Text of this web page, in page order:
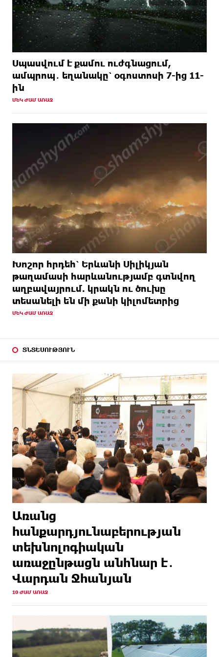
Սպասվում է քամու ուժգնացում,
ամպրոպ․ եղանակը՝ օգոստոսի 7-ից 11-
ին
ՄԵԿ ԺԱՄ ԱՌԱՋ
Խոշոր հրդեհ՝ Երևանի Սիլիկյան
թաղամասի հարևանությամբ գտնվող
աղբավայրում. կրակն ու ծուխը
տեսանելի են մի քանի կիլոմետրից
ՄԵԿ ԺԱՄ ԱՌԱՋ
ՏՆՏԵՍՈՒԹՅՈՒՆ
Առանց
հանքարդյունաբերության
տեխնոլոգիական
առաջընթացն անհնար է․
Վարդան Ջհանյան
10 ԺԱՄ ԱՌԱՋ